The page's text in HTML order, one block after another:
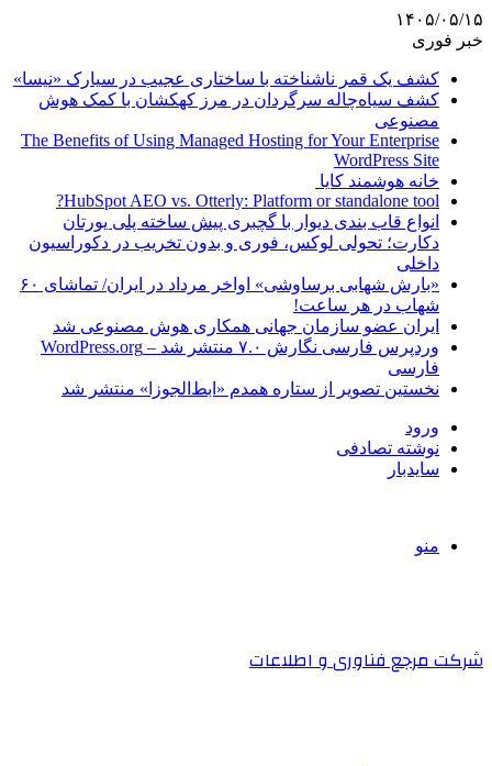
۱۴۰۵/۰۵/۱۵
خبر فوری
کشف یک قمر ناشناخته با ساختاری عجیب در سیارک «نیسا»
کشف سیاه‌چاله سرگردان در مرز کهکشان با کمک هوش
مصنوعی
The Benefits of Using Managed Hosting for Your Enterprise
WordPress Site
خانه هوشمند کایا
HubSpot AEO vs. Otterly: Platform or standalone tool?
انواع قاب بندی دیوار با گچبری پیش ساخته پلی یورتان
دکارت؛ تحولی لوکس، فوری و بدون تخریب در دکوراسیون
داخلی
«بارش شهابی برساوشی» اواخر مرداد در ایران/ تماشای ۶۰
شهاب در هر ساعت!
ایران عضو سازمان جهانی همکاری هوش مصنوعی شد
وردپرس فارسی نگارش ۷.۰ منتشر شد – WordPress.org
فارسی
نخستین تصویر از ستاره همدم «ابط‌الجوزا» منتشر شد
ورود
نوشته تصادفی
سایدبار
منو
شرکت مرجع فناوری و اطلاعات